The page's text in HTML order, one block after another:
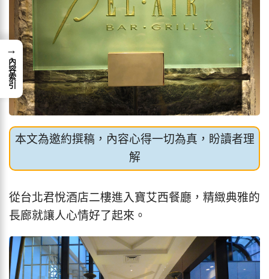
本文為邀約撰稿，內容心得一切為真，盼讀者理
解
從台北君悅酒店二樓進入寶艾西餐廳，精緻典雅的
長廊就讓人心情好了起來。
→
內容索引